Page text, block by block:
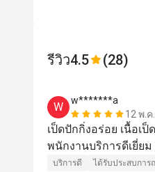
รีวิว4.5 (28)
W
w*******a
12 พ.ค
เป็ดปักกิ่งอร่อย เนื้อเ
บริการดี ได้รับประสบการ